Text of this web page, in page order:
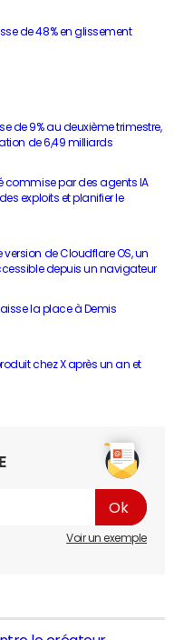
de 48% en glissement
de 9% au deuxième trimestre,
de 6,49 milliards
commise par des agents IA
exploits et planifier le
de Cloudflare OS, un
depuis un navigateur
la place à Demis
chez X après un an et
Voir un exemple